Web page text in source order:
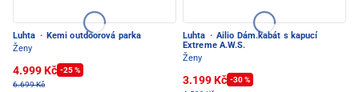
Luhta · Kemi outdoorová parka
Ženy
4.999 Kč -25 %
6.699 Kč
Luhta · Ailio Dám.kabát s kapucí
Extreme A.W.S.
Ženy
3.199 Kč -30 %